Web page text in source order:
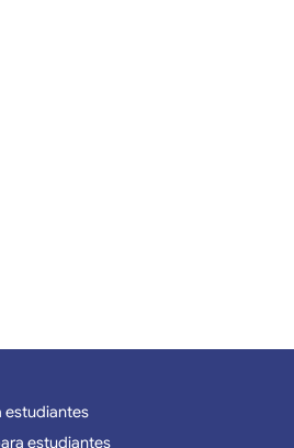
estudiantes
estudiantes